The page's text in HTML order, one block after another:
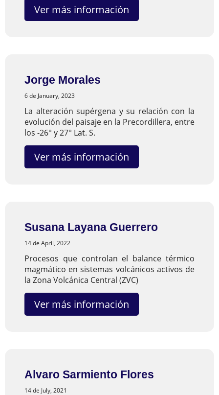
Ver más información
Jorge Morales
6 de January, 2023
La alteración supérgena y su relación con la
evolución del paisaje en la Precordillera, entre
los -26° y 27° Lat. S.
Ver más información
Susana Layana Guerrero
14 de April, 2022
Procesos que controlan el balance térmico
magmático en sistemas volcánicos activos de
la Zona Volcánica Central (ZVC)
Ver más información
Alvaro Sarmiento Flores
14 de July, 2021